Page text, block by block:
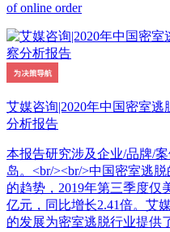
of online order
艾媒咨询|2020年中国密室
分析报告
本报告研究涉及企业/品牌/
岛。<br/><br/>中国密室逃
的趋势，2019年第三季度仅
亿元，同比增长2.41倍。艾
的发展为密室逃脱行业提供